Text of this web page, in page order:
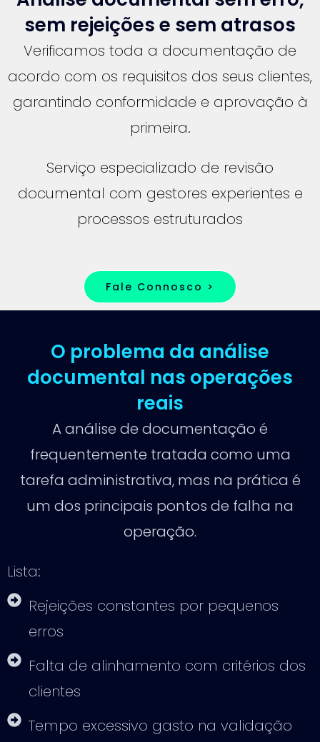
sem rejeições e sem atrasos
Verificamos toda a documentação de
acordo com os requisitos dos seus clientes,
garantindo conformidade e aprovação à
primeira.
Serviço especializado de revisão
documental com gestores experientes e
processos estruturados
Fale Connosco >
O problema da análise
documental nas operações
reais
A análise de documentação é
frequentemente tratada como uma
tarefa administrativa, mas na prática é
um dos principais pontos de falha na
operação.
Lista:
Rejeições constantes por pequenos
erros
Falta de alinhamento com critérios dos
clientes
Tempo excessivo gasto na validação